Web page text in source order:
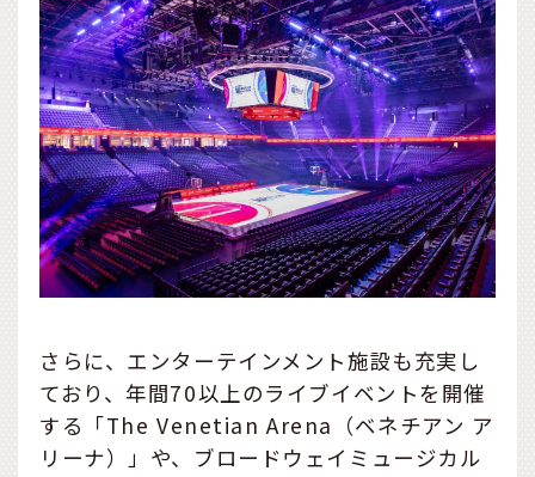
さらに、エンターテインメント施設も充実し
ており、年間70以上のライブイベントを開催
する「The Venetian Arena（ベネチアン ア
リーナ）」や、ブロードウェイミュージカル